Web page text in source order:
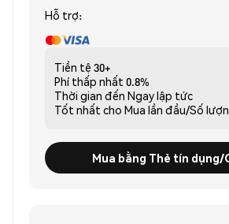
Hỗ trợ:
Tiền tệ 30+
Phí thấp nhất 0.8%
Thời gian đến Ngay lập tức
Tốt nhất cho Mua lần đầu/Số
Mua bằng Thẻ tín dụng/